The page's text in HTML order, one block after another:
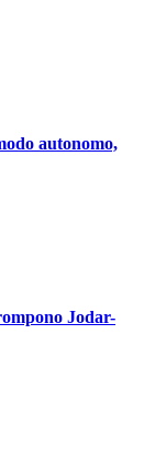
autonomo,
Jodar-